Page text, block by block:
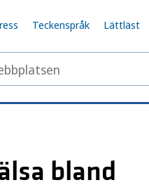
Teckenspråk Lättläst
bland